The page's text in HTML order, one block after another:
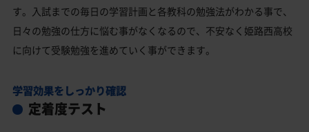
す。入試までの毎日の学習計画と各教科の勉強法がわかる事で、
日々の勉強の仕方に悩む事がなくなるので、不安なく姫路西高校
に向けて受験勉強を進めていく事ができます。
学習効果をしっかり確認
定着度テスト